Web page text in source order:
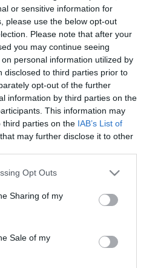
or sensitive information for
please use the below opt-out
Please note that after your
you may continue seeing
personal information utilized by
disclosed to third parties prior to
opt-out of the further
information by third parties on the
This information may
third parties on the IAB’s List of
that may further disclose it to other
app uses one or more Google
behaviour. You may click to
and its third-party tags to
purposes in below Google
Opt Outs
Sharing of my
Sale of my
valami egyedi és
immunisnak mutatkozott a szovjet
változtató öntött betonnal
utcák futnak fel a
zárt erkélyek nyúlnak ki a házakból a
foknál is melegebb volt - a
görögdinnyéiket az utcán, aztán
A valódi élet sötétedés után
kiülnek a szőlőlugasokba, hideg bort
beszélni lehet. Tavaly azokról az
akartak öngyilkosok lenni. Idén a
kártevőkről esett szó. Először jöttek
látott méretű sáskák vonultak át a
aki telefonügyeletet tartva válaszol
a témába. Mint